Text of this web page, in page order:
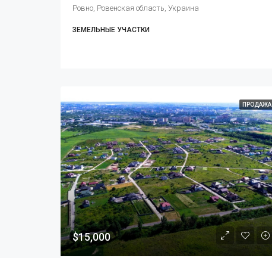
Ровно, Ровенская область, Украина
ЗЕМЕЛЬНЫЕ УЧАСТКИ
ПРОДАЖА
$15,000